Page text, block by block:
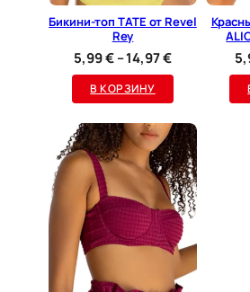
Бикини-топ TATE от Revel
Rey
5,99€ –14,97€Диапазон
цен:
14,97 €
В КОРЗИНУ